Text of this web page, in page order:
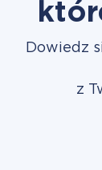
Dowiedz
z